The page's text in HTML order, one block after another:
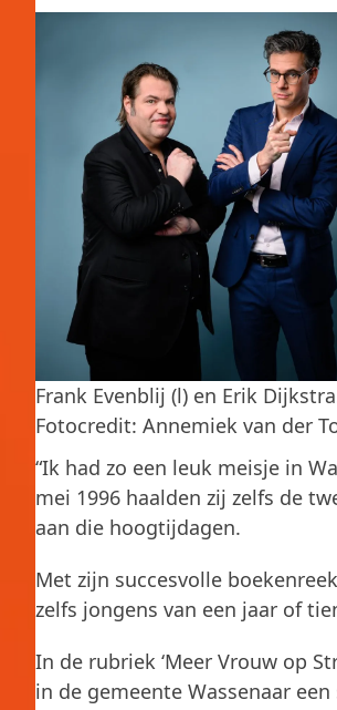
Frank Evenblij (l) en Erik
Fotocredit: Annemiek van der
“Ik had zo een leuk meisje in
mei 1996 haalden zij zelfs de
aan die hoogtijdagen.
Met zijn succesvolle
zelfs jongens van een jaar of
In de rubriek ‘Meer Vrouw op
in de gemeente Wassenaar